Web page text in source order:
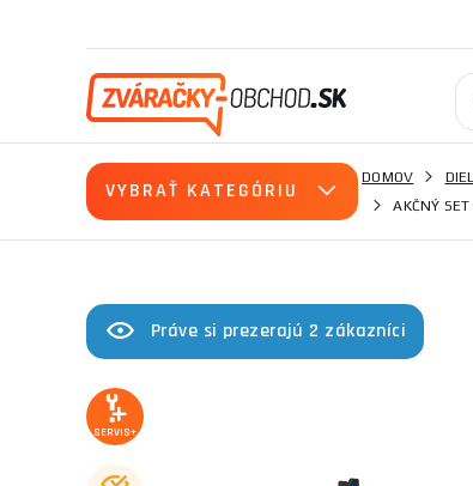
VYBRAŤ KATEGÓRIU
DOMOV
AKČNÝ
Práve si prezerajú 2 zákazníci
SERVIS+